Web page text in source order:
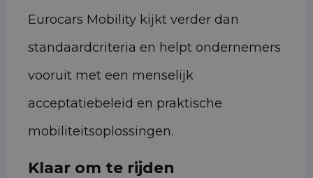
Eurocars Mobility kijkt verder dan
standaardcriteria en helpt ondernemers
vooruit met een menselijk
acceptatiebeleid en praktische
mobiliteitsoplossingen.
Klaar om te rijden